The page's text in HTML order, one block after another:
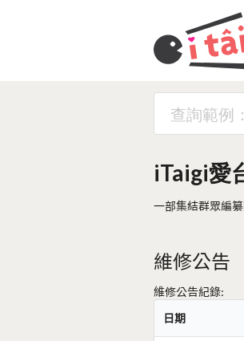
iTaigi愛
一部集結群眾編
維修公告
維修公告紀錄:
日期